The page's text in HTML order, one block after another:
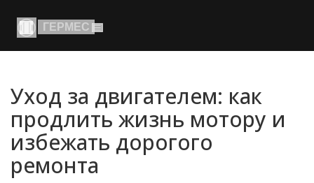
Уход за двигателем: как
продлить жизнь мотору и
избежать дорогого
ремонта